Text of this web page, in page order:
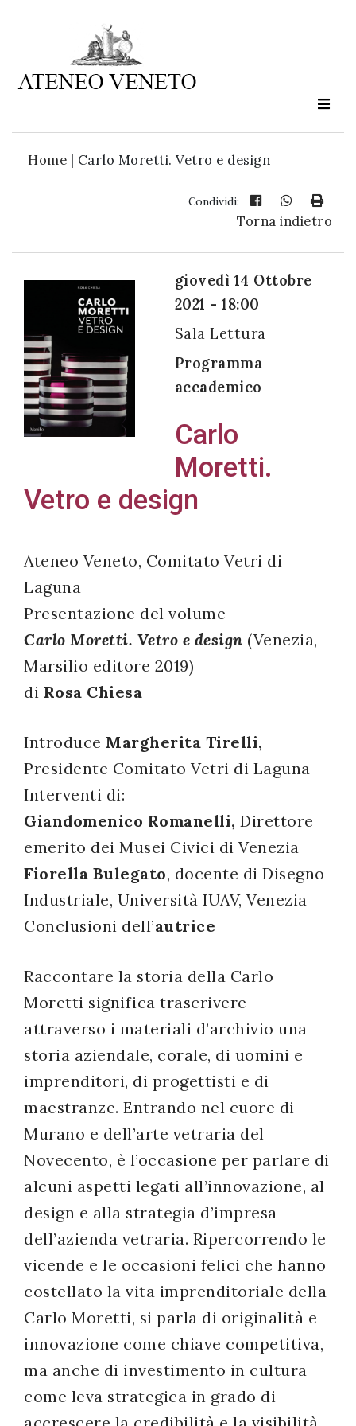
Home | Carlo Moretti. Vetro e design
Condividi:
Torna indietro
giovedì 14 Ottobre
2021 - 18:00
Sala Lettura
Programma
accademico
Carlo
Moretti.
Vetro e design
Ateneo Veneto, Comitato Vetri di
Laguna
Presentazione del volume
Carlo Moretti. Vetro e design (Venezia,
Marsilio editore 2019)
di Rosa Chiesa
Introduce Margherita Tirelli,
Presidente Comitato Vetri di Laguna
Interventi di:
Giandomenico Romanelli, Direttore
emerito dei Musei Civici di Venezia
Fiorella Bulegato, docente di Disegno
Industriale, Università IUAV, Venezia
Conclusioni dell’autrice
Raccontare la storia della Carlo
Moretti significa trascrivere
attraverso i materiali d’archivio una
storia aziendale, corale, di uomini e
imprenditori, di progettisti e di
maestranze. Entrando nel cuore di
Murano e dell’arte vetraria del
Novecento, è l’occasione per parlare di
alcuni aspetti legati all’innovazione, al
design e alla strategia d’impresa
dell’azienda vetraria. Ripercorrendo le
vicende e le occasioni felici che hanno
costellato la vita imprenditoriale della
Carlo Moretti, si parla di originalità e
innovazione come chiave competitiva,
ma anche di investimento in cultura
come leva strategica in grado di
Ateneo
è
cultura
newsletter:
miei dati
personali in
con il
decreto
legislativo
196/03
Registrazione
successo!